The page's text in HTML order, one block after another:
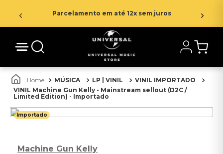
Parcelamento em até 12x sem juros
MÚSICA LP | VINIL
VINIL IMPORTADO
VINIL Machine Gun Kelly - Mainstream sellout (D2C /
Limited Edition) - Importado
Importado
Machine Gun Kelly